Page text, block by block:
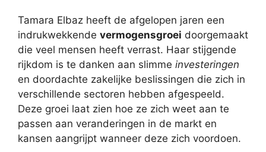
Tamara Elbaz heeft de afgelopen jaren een
indrukwekkende vermogensgroei doorgemaakt
die veel mensen heeft verrast. Haar stijgende
rijkdom is te danken aan slimme investeringen
en doordachte zakelijke beslissingen die zich in
verschillende sectoren hebben afgespeeld.
Deze groei laat zien hoe ze zich weet aan te
passen aan veranderingen in de markt en
kansen aangrijpt wanneer deze zich voordoen.